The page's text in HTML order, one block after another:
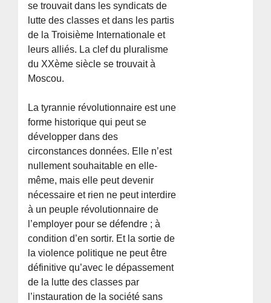
se trouvait dans les syndicats de
lutte des classes et dans les partis
de la Troisième Internationale et
leurs alliés. La clef du pluralisme
du XXème siècle se trouvait à
Moscou.
La tyrannie révolutionnaire est une
forme historique qui peut se
développer dans des
circonstances données. Elle n’est
nullement souhaitable en elle-
même, mais elle peut devenir
nécessaire et rien ne peut interdire
à un peuple révolutionnaire de
l’employer pour se défendre ; à
condition d’en sortir. Et la sortie de
la violence politique ne peut être
définitive qu’avec le dépassement
de la lutte des classes par
l’instauration de la société sans